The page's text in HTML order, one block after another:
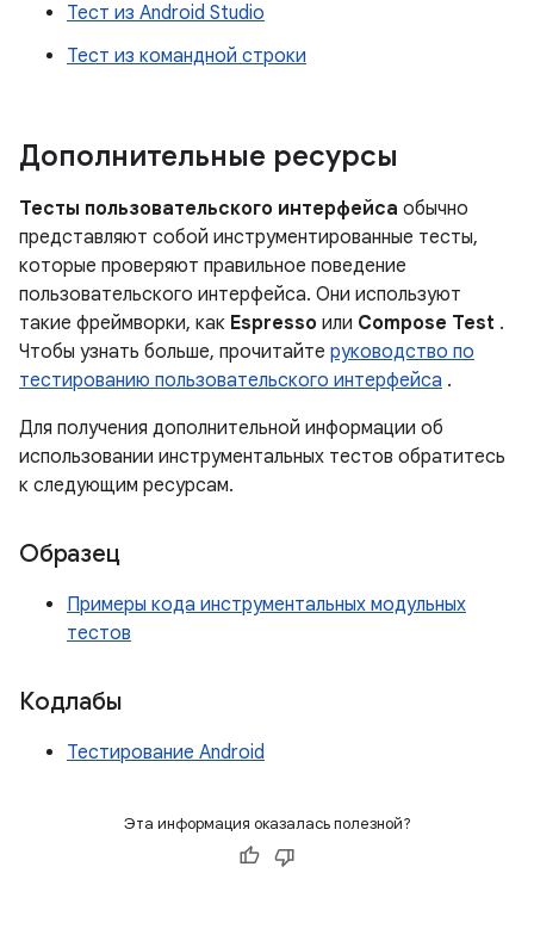
Тест из Android Studio
Тест из командной строки
Дополнительные ресурсы
Тесты пользовательского интерфейса обычно
представляют собой инструментированные тесты,
которые проверяют правильное поведение
пользовательского интерфейса. Они используют
такие фреймворки, как Espresso или Compose Test .
Чтобы узнать больше, прочитайте руководство по
тестированию пользовательского интерфейса .
Для получения дополнительной информации об
использовании инструментальных тестов обратитесь
к следующим ресурсам.
Образец
Примеры кода инструментальных модульных
тестов
Кодлабы
Тестирование Android
Эта информация оказалась полезной?